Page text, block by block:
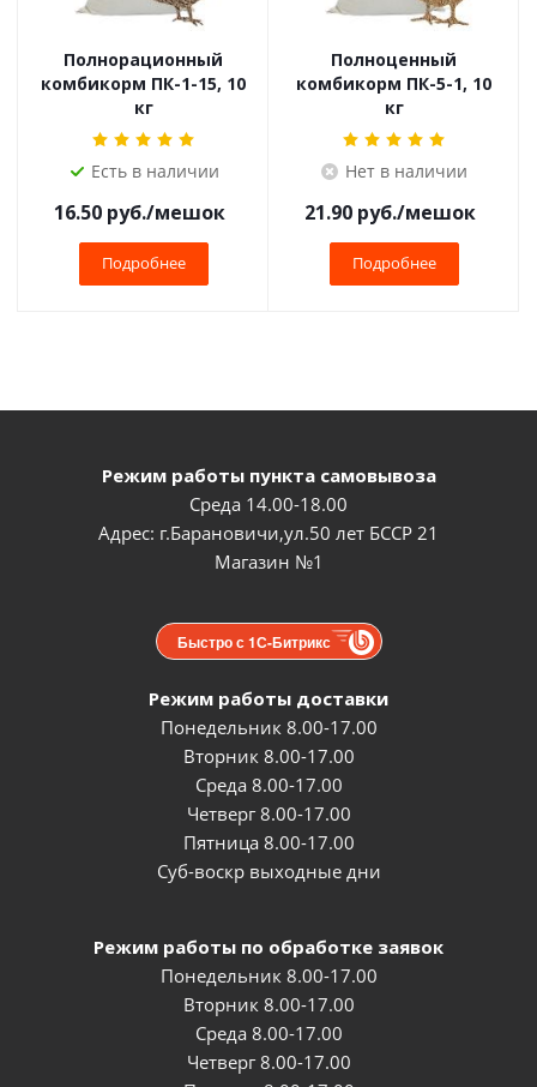
Полнорационный
комбикорм ПК-1-15, 10
кг
Есть в наличии
16.50руб./мешок
Подробнее
Полноценный
комбикорм ПК-5-1, 10
кг
Нет в наличии
21.90руб./мешок
Подробнее
Режим работы пункта самовывоза
Среда 14.00-18.00
Адрес: г.Барановичи,ул.50 лет БССР 21
Магазин №1
Быстро с 1С-Битрикс
Режим работы доставки
Понедельник 8.00-17.00
Вторник 8.00-17.00
Среда 8.00-17.00
Четверг 8.00-17.00
Пятница 8.00-17.00
Суб-воскр выходные дни
Режим работы по обработке заявок
Понедельник 8.00-17.00
Вторник 8.00-17.00
Среда 8.00-17.00
Четверг 8.00-17.00